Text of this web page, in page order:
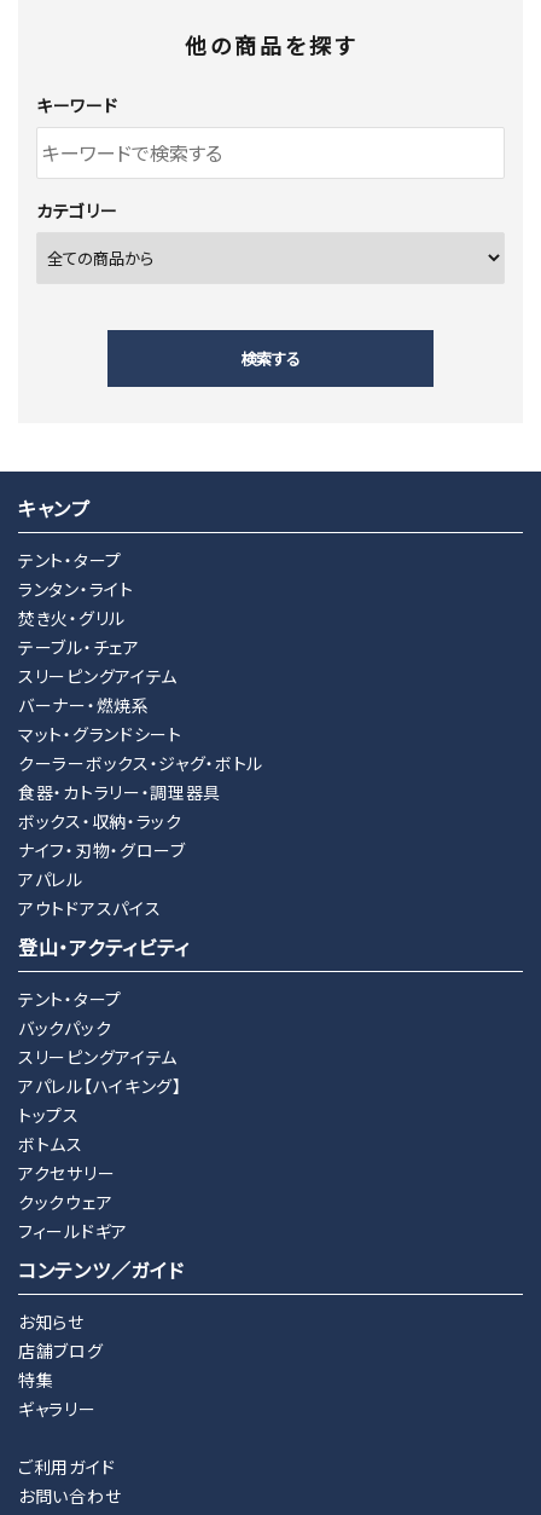
他の商品を探す
キーワード
カテゴリー
検索する
キーワード
カテゴリー
キャンプ
テント・タープ
ランタン・ライト
焚き火・グリル
テーブル・チェア
スリーピングアイテム
バーナー・燃焼系
マット・グランドシート
クーラーボックス・ジャグ・ボトル
食器・カトラリー・調理器具
ボックス・収納・ラック
ナイフ・刃物・グローブ
アパレル
アウトドアスパイス
登山・アクティビティ
テント・タープ
バックパック
スリーピングアイテム
アパレル【ハイキング】
トップス
ボトムス
アクセサリー
クックウェア
フィールドギア
コンテンツ／ガイド
お知らせ
店舗ブログ
特集
ギャラリー
ご利用ガイド
お問い合わせ